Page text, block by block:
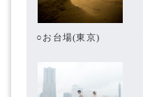
○お台場(東京)